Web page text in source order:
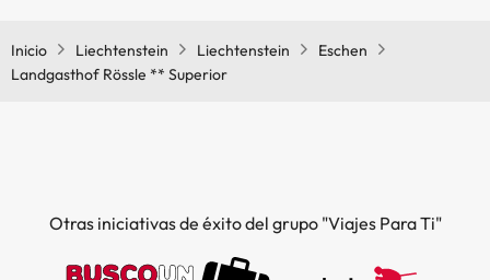
Inicio Liechtenstein Liechtenstein
Eschen
Landgasthof Rössle ** Superior
Otras iniciativas de éxito del grupo "Viajes Para Ti"